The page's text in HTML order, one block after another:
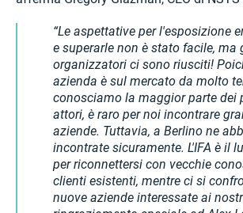
Le aspettative per l'esposizione
e superarle non è stato facile, ma
organizzatori ci sono riusciti!
azienda è sul mercato da molto
conosciamo la maggior parte dei
attori, è raro per noi incontrare
aziende. Tuttavia, a Berlino ne
incontrate sicuramente. L'IFA è il
per riconnettersi con vecchie
clienti esistenti, mentre ci si
nuove aziende interessate ai